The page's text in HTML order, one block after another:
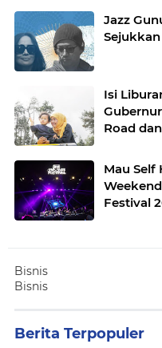
Jazz
Isi
Road
Mau Self
Festival
Bisnis
Bisnis
Berita Terpopuler